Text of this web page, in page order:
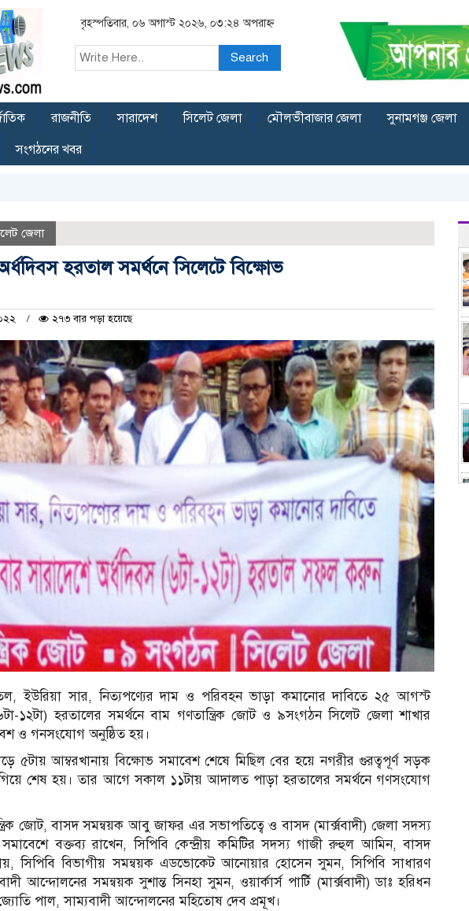
বৃহস্পতিবার, ০৬ অগাস্ট ২০২৬, ০৩:২৪ অপরাহ্ন
Search
রাজনীতি সারাদেশ সিলেট জেলা মৌলভীবাজার জেলা সুনামগঞ্জ জেলা
সংগঠনের খবর
জেলা
হরতাল সমর্থনে সিলেটে বিক্ষোভ
২৭৩ বার পড়া হয়েছে
ইউরিয়া সার, নিত্যপণ্যের দাম ও পরিবহন ভাড়া কমানোর দাবিতে ২৫ আগস্ট
১২টা) হরতালের সমর্থনে বাম গণতান্ত্রিক জোট ও ৯সংগঠন সিলেট জেলা শাখার
ও গনসংযোগ অনুষ্ঠিত হয়।
৫টায় আম্বরখানায় বিক্ষোভ সমাবেশ শেষে মিছিল বের হয়ে নগরীর গুরত্বপূর্ণ সড়ক
গিয়ে শেষ হয়। তার আগে সকাল ১১টায় আদালত পাড়া হরতালের সমর্থনে গণসংযোগ
জোট, বাসদ সমন্বয়ক আবু জাফর এর সভাপতিত্বে ও বাসদ (মার্ক্সবাদী) জেলা সদস্য
সমাবেশে বক্তব্য রাখেন, সিপিবি কেন্দ্রীয় কমিটির সদস্য গাজী রুহুল আমিন, বাসদ
সিপিবি বিভাগীয় সমন্বয়ক এডভোকেট আনোয়ার হোসেন সুমন, সিপিবি সাধারণ
আন্দোলনের সমন্বয়ক সুশান্ত সিনহা সুমন, ওয়ার্কার্স পার্টি (মার্ক্সবাদী) ডাঃ হরিধন
পাল, সাম্যবাদী আন্দোলনের মহিতোষ দেব প্রমূখ।